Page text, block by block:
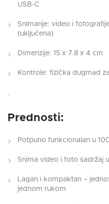
USB-C
Snimanje: video i
(uključena)
Dimenzije: 15 x 7.8 x 4 cm
Kontrole: fizička dugmad
.
Prednosti:
Potpuno funkcionalan u
Snima video i foto sadržaj
Lagan i kompaktan –
jednom rukom